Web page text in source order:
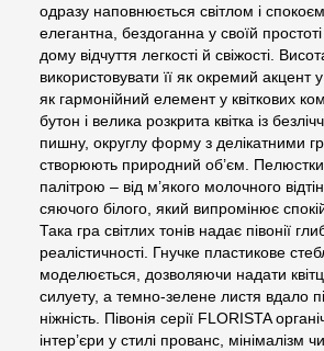
одразу наповнюється світлом і
елегантна, бездоганна у своїй
дому відчуття легкості й свіжості.
використовувати її як окремий акцент
як гармонійний елемент у квіткових
бутон і велика розкрита квітка із
пишну, округлу форму з делікатними
створюють природний об’єм.
палітрою – від м’якого молочного
сяючого білого, який випромінює спокій
Така гра світлих тонів надає півонії
реалістичності. Гнучке пластикове
моделюється, дозволяючи надати
силуету, а темно-зелене листя вдало
ніжність. Півонія серії FLORISTA
інтер’єри у стилі прованс, мінімалізм